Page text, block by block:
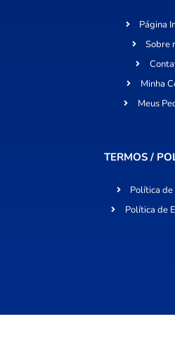
Página
Sobre
Minha
Meus
TERMOS /
Política de
Política de